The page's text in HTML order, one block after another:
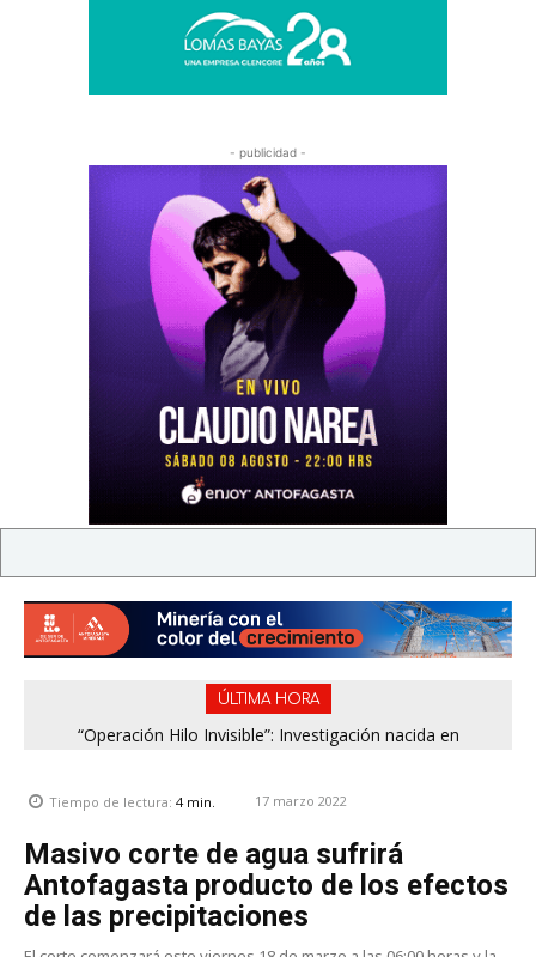
- publicidad -